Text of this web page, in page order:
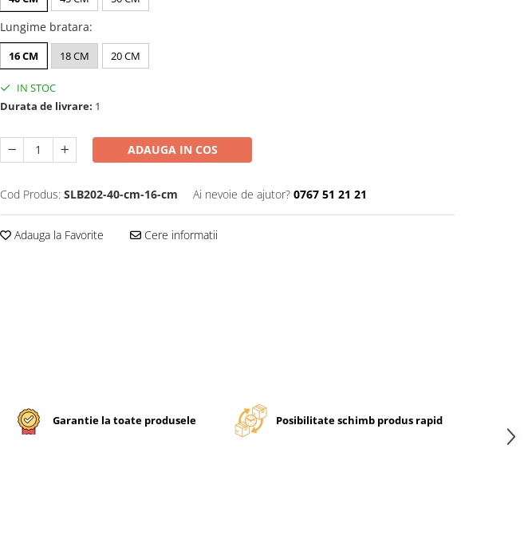
Lungime bratara:
16 CM 18 CM 20 CM
IN STOC
Durata de livrare: 1
ADAUGA IN COS
Cod Produs: SLB202-40-cm-16-cm Ai nevoie de ajutor? 0767 51 21 21
Adauga la Favorite Cere informatii
Garantie la toate produsele Posibilitate schimb produs rapid